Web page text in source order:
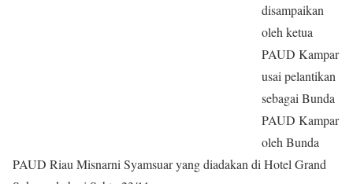
disampaikan
oleh ketua
PAUD Kampar
usai pelantikan
sebagai Bunda
PAUD Kampar
oleh Bunda
PAUD Riau Misnarni Syamsuar yang diadakan di Hotel Grand